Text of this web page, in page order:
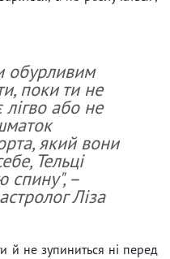
обурливим
поки ти не
або не
який вони
Тельці
спину", –
Ліза
й не зупиниться ні перед